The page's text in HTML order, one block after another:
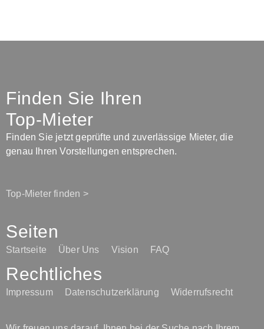
Finden Sie Ihren
Top-Mieter
Finden Sie jetzt geprüfte und zuverlässige Mieter, die
genau Ihren Vorstellungen entsprechen.
Top-Mieter finden >
Seiten
Startseite Über Uns Vision FAQ
Rechtliches
Impressum Datenschutzerklärung Widerrufsrecht